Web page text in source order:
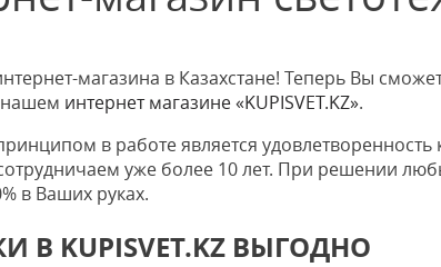
магазина в Казахстане! Теперь Вы
нашем интернет магазине «KUPISVET.KZ».
в работе является удовлетворенность
уже более 10 лет. При решении
в Ваших руках.
KUPISVET.KZ ВЫГОДНО